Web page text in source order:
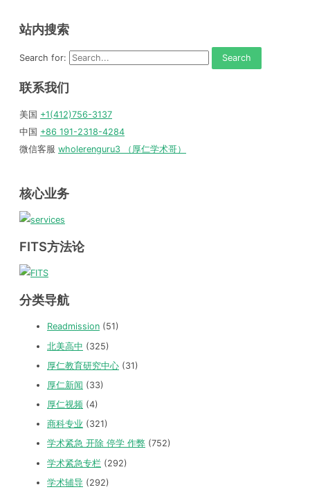
站内搜索
Search for:
联系我们
美国 +1(412)756-3137
中国 +86 191-2318-4284
微信客服 wholerenguru3 （厚仁学术哥）
核心业务
FITS方法论
分类导航
Readmission (51)
北美高中 (325)
厚仁教育研究中心 (31)
厚仁新闻 (33)
厚仁视频 (4)
商科专业 (321)
学术紧急 开除 停学 作弊 (752)
学术紧急专栏 (292)
学术辅导 (292)